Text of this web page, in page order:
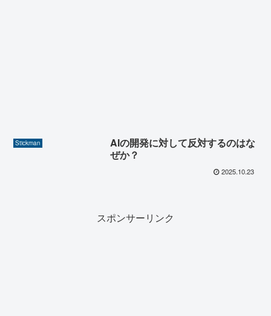
Stickman
AIの開発に対して反対するのはな
ぜか？
2025.10.23
スポンサーリンク